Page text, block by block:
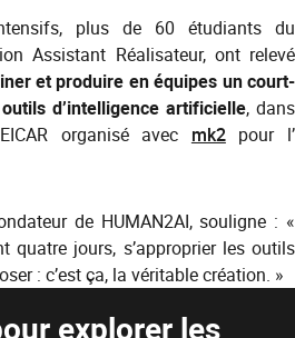
plus de 60 étudiants du
Assistant Réalisateur, ont relevé
et produire en équipes un court-
d’intelligence artificielle, dans
organisé avec mk2pour l’
de HUMAN2AI, souligne : «
quatre jours, s’approprier les outils
: c’est ça, la véritable création. »
explorer les